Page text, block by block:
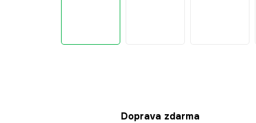
Doprava zdarma